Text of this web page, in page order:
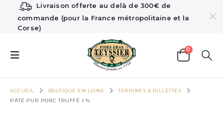
Livraison offerte au delà de 300€ de
commande (pour la France métropolitaine et la
Corse)
0
ACCUEIL BOUTIQUE EN LIGNE
TERRINES & RILLETTES
PÂTÉ PUR PORC TRUFFÉ 1 %